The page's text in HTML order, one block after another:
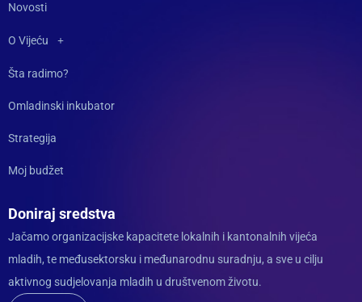
Novosti
O Vijeću
Šta radimo?
Omladinski inkubator
Strategija
Moj budžet
Doniraj sredstva
Jačamo organizacijske kapacitete lokalnih i kantonalnih vijeća
mladih, te međusektorsku i međunarodnu suradnju, a sve u cilju
aktivnog sudjelovanja mladih u društvenom životu.